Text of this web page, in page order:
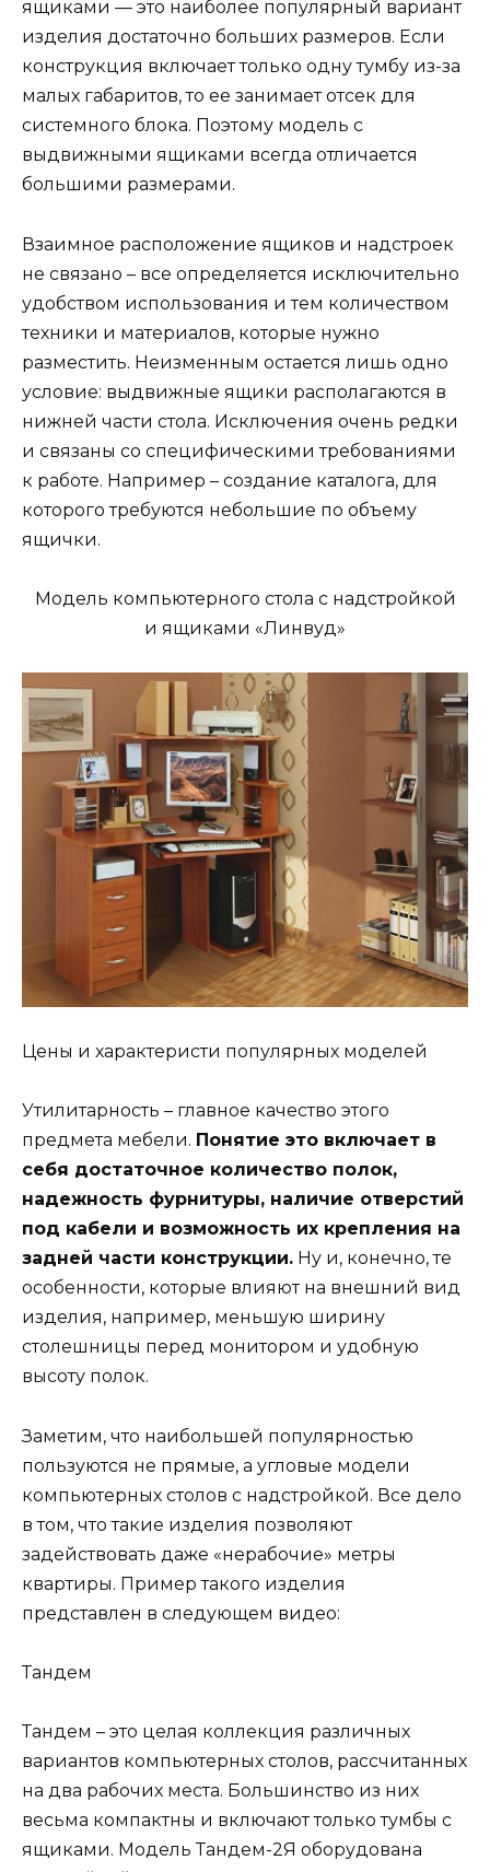
ящиками — это наиболее популярный вариант
изделия достаточно больших размеров. Если
конструкция включает только одну тумбу из-за
малых габаритов, то ее занимает отсек для
системного блока. Поэтому модель с
выдвижными ящиками всегда отличается
большими размерами.
Взаимное расположение ящиков и надстроек
не связано – все определяется исключительно
удобством использования и тем количеством
техники и материалов, которые нужно
разместить. Неизменным остается лишь одно
условие: выдвижные ящики располагаются в
нижней части стола. Исключения очень редки
и связаны со специфическими требованиями
к работе. Например – создание каталога, для
которого требуются небольшие по объему
ящички.
Модель компьютерного стола с надстройкой
и ящиками «Линвуд»
Цены и характеристи популярных моделей
Утилитарность – главное качество этого
предмета мебели. Понятие это включает в
себя достаточное количество полок,
надежность фурнитуры, наличие отверстий
под кабели и возможность их крепления на
задней части конструкции. Ну и, конечно, те
особенности, которые влияют на внешний вид
изделия, например, меньшую ширину
столешницы перед монитором и удобную
высоту полок.
Заметим, что наибольшей популярностью
пользуются не прямые, а угловые модели
компьютерных столов с надстройкой. Все дело
в том, что такие изделия позволяют
задействовать даже «нерабочие» метры
квартиры. Пример такого изделия
представлен в следующем видео:
Тандем
Тандем – это целая коллекция различных
вариантов компьютерных столов, рассчитанных
на два рабочих места. Большинство из них
весьма компактны и включают только тумбы с
ящиками. Модель Тандем-2Я оборудована